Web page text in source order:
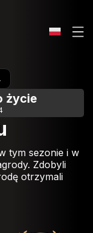
życie
tym sezonie i w
Zdobyli
otrzymali